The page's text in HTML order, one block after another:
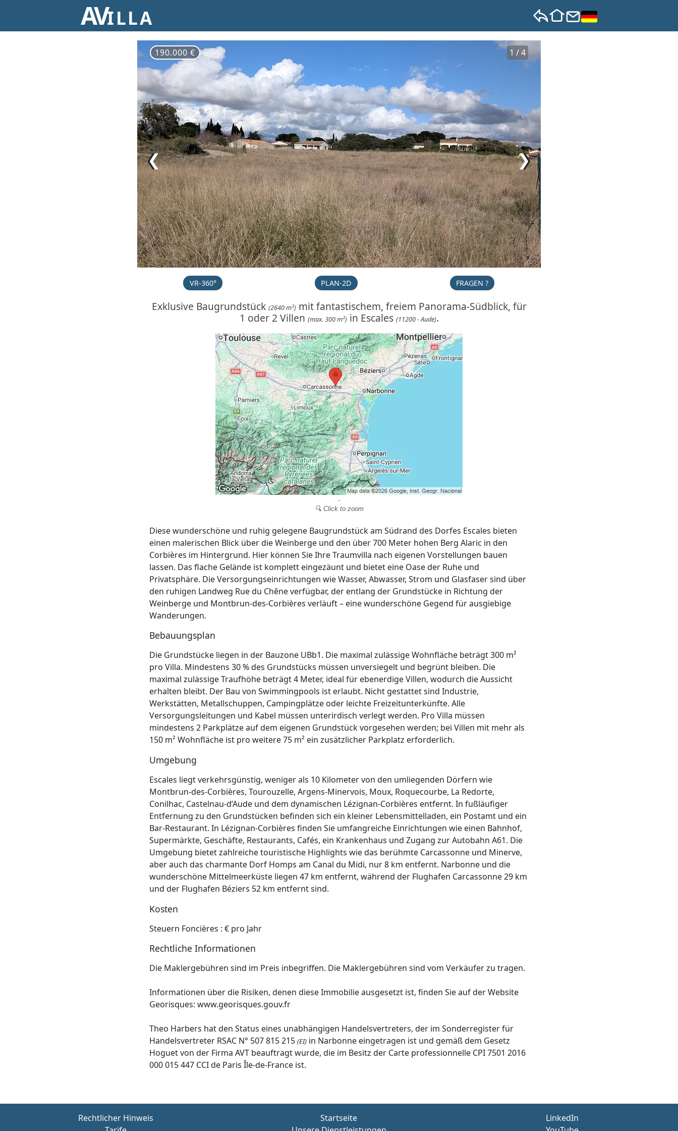
AVILLA
1 / 4
190.000 €
❯
❮
VR-360° PLAN-2D FRAGEN ?
Exklusive Baugrundstück (2640 m²)mit fantastischem, freiem Panorama-Südblick, für
1 oder 2 Villen (max. 300 m²)in Escales (11200 - Aude).
-
🔍 Click to zoom
Diese wunderschöne und ruhig gelegene Baugrundstück am Südrand des Dorfes Escales bieten
einen malerischen Blick über die Weinberge und den über 700 Meter hohen Berg Alaric in den
Corbières im Hintergrund. Hier können Sie Ihre Traumvilla nach eigenen Vorstellungen bauen
lassen. Das flache Gelände ist komplett eingezäunt und bietet eine Oase der Ruhe und
Privatsphäre. Die Versorgungseinrichtungen wie Wasser, Abwasser, Strom und Glasfaser sind über
den ruhigen Landweg Rue du Chêne verfügbar, der entlang der Grundstücke in Richtung der
Weinberge und Montbrun-des-Corbières verläuft – eine wunderschöne Gegend für ausgiebige
Wanderungen.
Bebauungsplan
Die Grundstücke liegen in der Bauzone UBb1. Die maximal zulässige Wohnfläche beträgt 300 m²
pro Villa. Mindestens 30 % des Grundstücks müssen unversiegelt und begrünt bleiben. Die
maximal zulässige Traufhöhe beträgt 4 Meter, ideal für ebenerdige Villen, wodurch die Aussicht
erhalten bleibt. Der Bau von Swimmingpools ist erlaubt. Nicht gestattet sind Industrie,
Werkstätten, Metallschuppen, Campingplätze oder leichte Freizeitunterkünfte. Alle
Versorgungsleitungen und Kabel müssen unterirdisch verlegt werden. Pro Villa müssen
mindestens 2 Parkplätze auf dem eigenen Grundstück vorgesehen werden; bei Villen mit mehr als
150 m² Wohnfläche ist pro weitere 75 m² ein zusätzlicher Parkplatz erforderlich.
Umgebung
Escales liegt verkehrsgünstig, weniger als 10 Kilometer von den umliegenden Dörfern wie
Montbrun-des-Corbières, Tourouzelle, Argens-Minervois, Moux, Roquecourbe, La Redorte,
Conilhac, Castelnau-d’Aude und dem dynamischen Lézignan-Corbières entfernt. In fußläufiger
Entfernung zu den Grundstücken befinden sich ein kleiner Lebensmittelladen, ein Postamt und ein
Bar-Restaurant. In Lézignan-Corbières finden Sie umfangreiche Einrichtungen wie einen Bahnhof,
Supermärkte, Geschäfte, Restaurants, Cafés, ein Krankenhaus und Zugang zur Autobahn A61. Die
Umgebung bietet zahlreiche touristische Highlights wie das berühmte Carcassonne und Minerve,
aber auch das charmante Dorf Homps am Canal du Midi, nur 8 km entfernt. Narbonne und die
wunderschöne Mittelmeerküste liegen 47 km entfernt, während der Flughafen Carcassonne 29 km
und der Flughafen Béziers 52 km entfernt sind.
Kosten
Steuern Foncières : € pro Jahr
Rechtliche Informationen
Die Maklergebühren sind im Preis inbegriffen. Die Maklergebühren sind vom Verkäufer zu tragen.
Informationen über die Risiken, denen diese Immobilie ausgesetzt ist, finden Sie auf der Website
Georisques: www.georisques.gouv.fr
Theo Harbers hat den Status eines unabhängigen Handelsvertreters, der im Sonderregister für
Handelsvertreter RSAC N° 507 815 215 (EI) in Narbonne eingetragen ist und gemäß dem Gesetz
Hoguet von der Firma AVT beauftragt wurde, die im Besitz der Carte professionnelle CPI 7501 2016
000 015 447 CCI de Paris Île-de-France ist.
Rechtlicher Hinweis
Startseite
LinkedIn